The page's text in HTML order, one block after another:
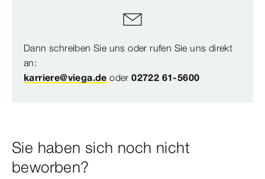
Dann schreiben Sie uns oder rufen Sie uns direkt
an:
karriere@viega.de oder02722 61-5600
Sie haben sich noch nicht
beworben?